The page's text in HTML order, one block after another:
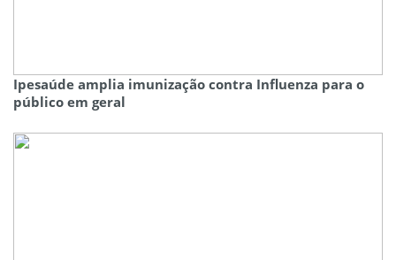
Ipesaúde amplia imunização contra Influenza para o
público em geral